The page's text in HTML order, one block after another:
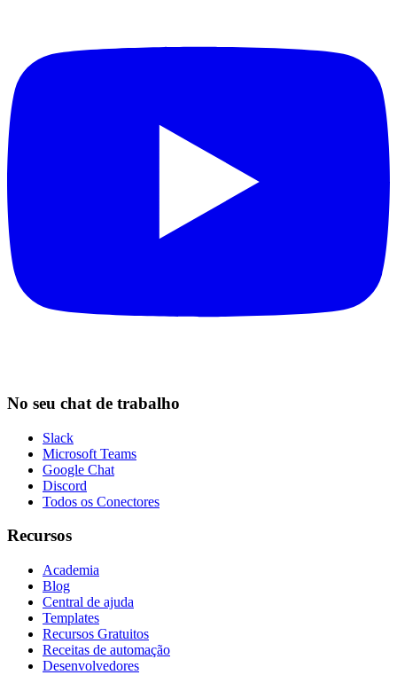
No seu chat de trabalho
Slack
Microsoft Teams
Google Chat
Discord
Todos os Conectores
Recursos
Academia
Blog
Central de ajuda
Templates
Recursos Gratuitos
Receitas de automação
Desenvolvedores